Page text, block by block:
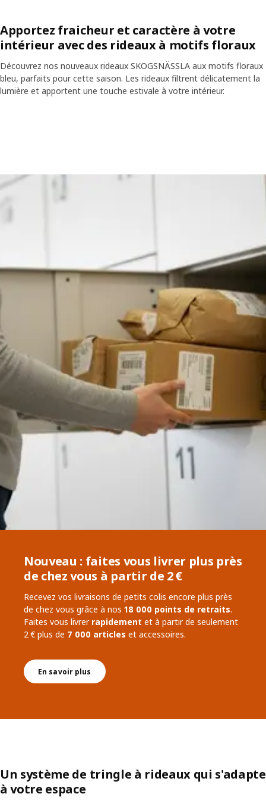
Apportez fraicheur et caractère à votre
intérieur avec des rideaux à motifs floraux
Découvrez nos nouveaux rideaux SKOGSNÄSSLA aux motifs floraux
bleu, parfaits pour cette saison. Les rideaux filtrent délicatement la
lumière et apportent une touche estivale à votre intérieur.
Nouveau : faites vous livrer plus près
de chez vous à partir de 2 €
Recevez vos livraisons de petits colis encore plus près
de chez vous grâce à nos 18 000 points de retraits.
Faites vous livrer rapidement et à partir de seulement
2 € plus de 7 000 articles et accessoires.
En savoir plus
Un système de tringle à rideaux qui s'adapte
à votre espace